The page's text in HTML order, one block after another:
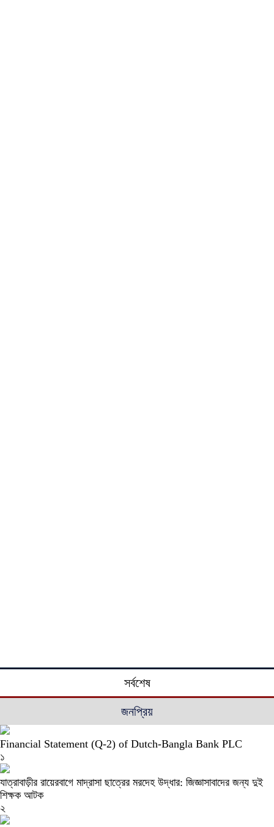
সর্বশেষ
জনপ্রিয়
Financial Statement (Q-2) of Dutch-Bangla Bank PLC
১
যাত্রাবাড়ীর রায়েরবাগে মাদ্রাসা ছাত্রের মরদেহ উদ্ধার: জিজ্ঞাসাবাদের জন্য দুই
শিক্ষক আটক
২